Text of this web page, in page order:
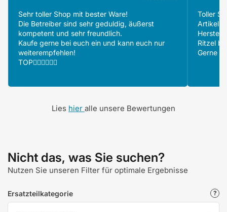
Sehr toller Shop mit bester Ware!
Die Betreiber sind sehr geduldig, äußerst
kompetent und sehr freundlich.
Kaufe gerne bei euch ein und kann euch nur
weiterempfehlen!
TOP👍🏻👍🏻👍🏻
Toller
Artikeln
Ritzel
Gerne
Lies hier alle unsere Bewertungen
Nicht das, was Sie suchen?
Nutzen Sie unseren Filter für optimale Ergebnisse
Ersatzteilkategorie